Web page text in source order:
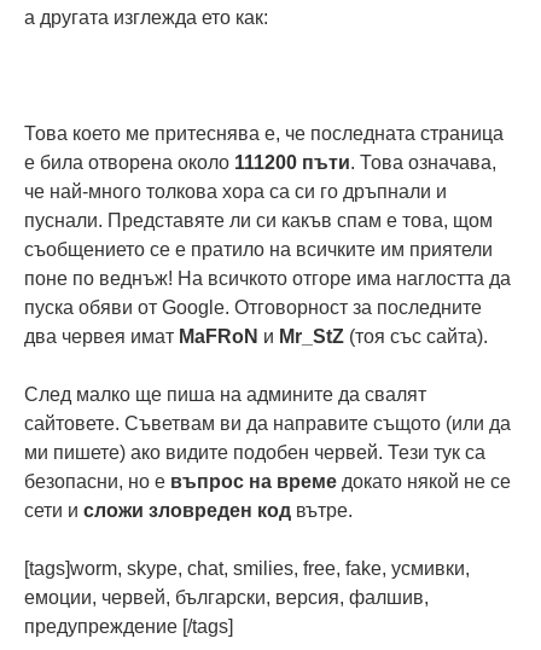
а другата изглежда ето как:
Това което ме притеснява е, че последната страница
е била отворена около 111200 пъти. Това означава,
че най-много толкова хора са си го дръпнали и
пуснали. Представяте ли си какъв спам е това, щом
съобщението се е пратило на всичките им приятели
поне по веднъж! На всичкото отгоре има наглостта да
пуска обяви от Google. Отговорност за последните
два червея имат MaFRoN и Mr_StZ (тоя със сайта).
След малко ще пиша на админите да свалят
сайтовете. Съветвам ви да направите същото (или да
ми пишете) ако видите подобен червей. Тези тук са
безопасни, но е въпрос на време докато някой не се
сети и сложи зловреден код вътре.
[tags]worm, skype, chat, smilies, free, fake, усмивки,
емоции, червей, български, версия, фалшив,
предупреждение [/tags]